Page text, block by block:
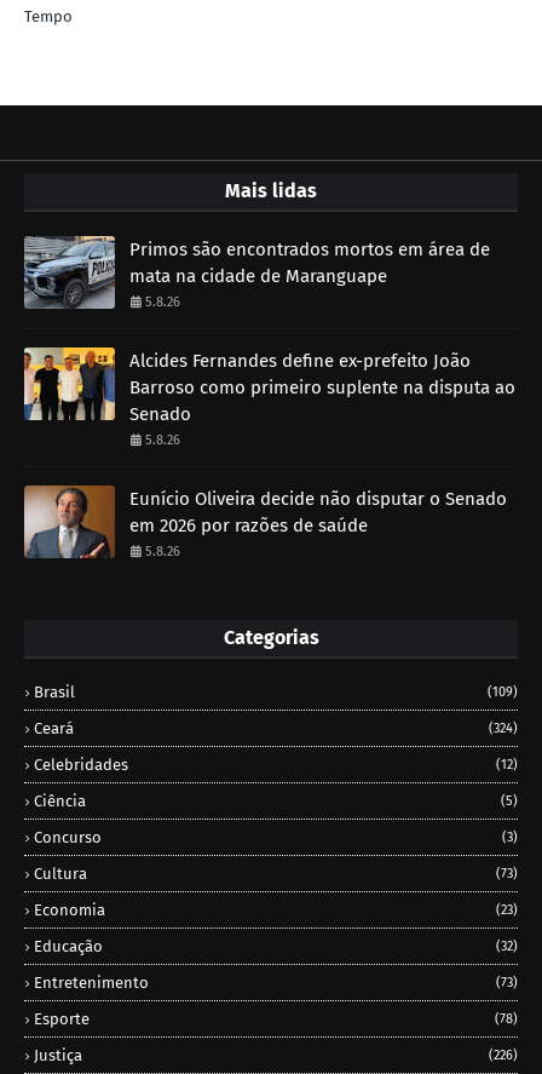
Tempo
Mais lidas
Primos são encontrados mortos em área de
mata na cidade de Maranguape
5.8.26
Alcides Fernandes define ex-prefeito João
Barroso como primeiro suplente na disputa ao
Senado
5.8.26
Eunício Oliveira decide não disputar o Senado
em 2026 por razões de saúde
5.8.26
Categorias
Brasil (109)
Ceará (324)
Celebridades (12)
Ciência (5)
Concurso (3)
Cultura (73)
Economia (23)
Educação (32)
Entretenimento (73)
Esporte (78)
Justiça (226)